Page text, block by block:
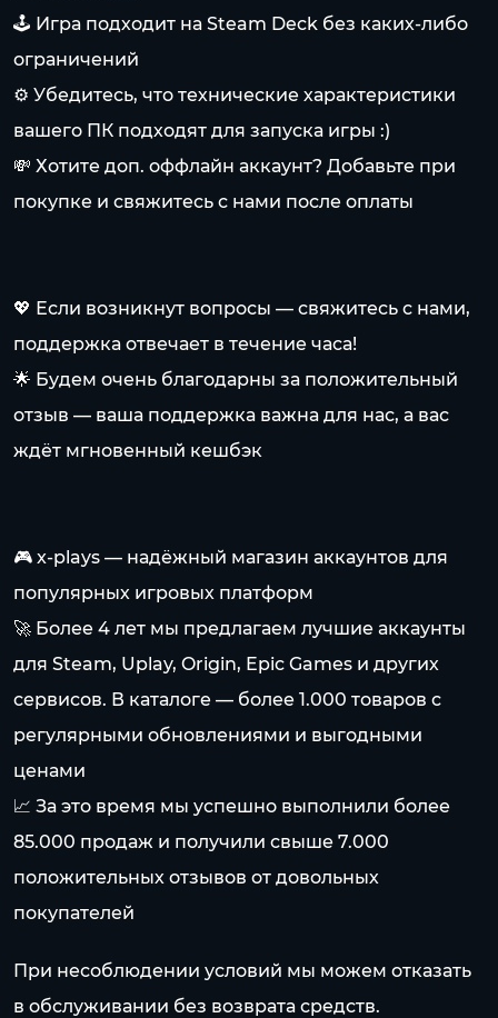
🕹️ Игра подходит на Steam Deck без каких-либо
ограничений
⚙️ Убедитесь, что технические характеристики
вашего ПК подходят для запуска игры :)
💸 Хотите доп. оффлайн аккаунт? Добавьте при
покупке и свяжитесь с нами после оплаты
💖 Если возникнут вопросы — свяжитесь с нами,
поддержка отвечает в течение часа!
🌟 Будем очень благодарны за положительный
отзыв — ваша поддержка важна для нас, а вас
ждёт мгновенный кешбэк
🎮 x-plays — надёжный магазин аккаунтов для
популярных игровых платформ
🚀 Более 4 лет мы предлагаем лучшие аккаунты
для Steam, Uplay, Origin, Epic Games и других
сервисов. В каталоге — более 1.000 товаров с
регулярными обновлениями и выгодными
ценами
📈 За это время мы успешно выполнили более
85.000 продаж и получили свыше 7.000
положительных отзывов от довольных
покупателей
При несоблюдении условий мы можем отказать
в обслуживании без возврата средств.